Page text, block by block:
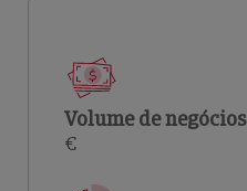
Volume de negócios
€